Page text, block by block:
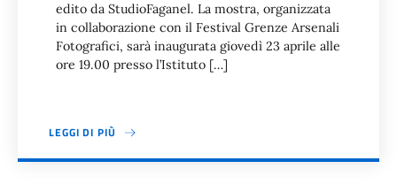
edito da StudioFaganel. La mostra, organizzata
in collaborazione con il Festival Grenze Arsenali
Fotografici, sarà inaugurata giovedì 23 aprile alle
ore 19.00 presso l’Istituto […]
LEGGI DI PIÙ